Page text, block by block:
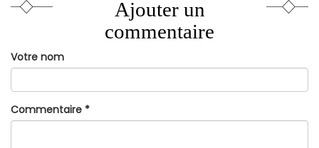
Ajouter un
commentaire
Votre nom
Commentaire *